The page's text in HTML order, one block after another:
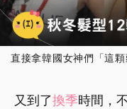
直接拿韓國女神們「這顆
又到了換季時間，